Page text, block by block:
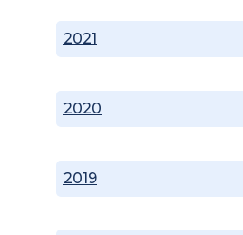
2019
2020
2021